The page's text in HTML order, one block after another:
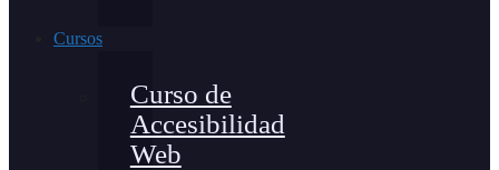
Cursos
Curso de
Accesibilidad
Web